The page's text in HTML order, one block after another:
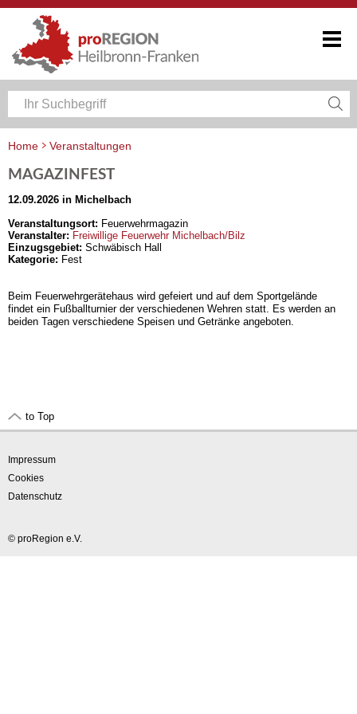
Home
Veranstaltungen
MAGAZINFEST
12.09.2026 in Michelbach
Veranstaltungsort: Feuerwehrmagazin
Veranstalter: Freiwillige Feuerwehr Michelbach/Bilz
Einzugsgebiet: Schwäbisch Hall
Kategorie: Fest
Beim Feuerwehrgerätehaus wird gefeiert und auf dem Sportgelände
findet ein Fußballturnier der verschiedenen Wehren statt. Es werden an
beiden Tagen verschiedene Speisen und Getränke angeboten.
to Top
Impressum
Cookies
Datenschutz
© proRegion e.V.